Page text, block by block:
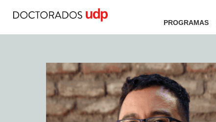
PROGRAMAS